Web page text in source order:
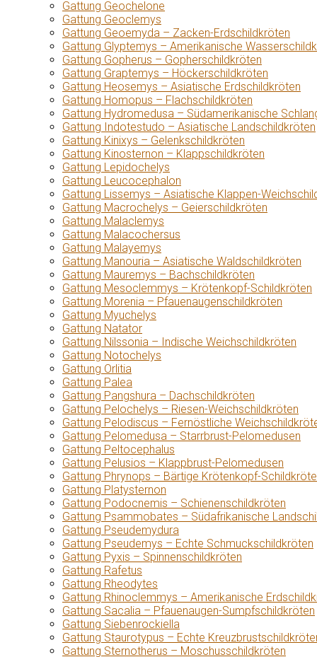
Gattung Geochelone
Gattung Geoclemys
Gattung Geoemyda – Zacken-Erdschildkröten
Gattung Glyptemys – Amerikanische
Gattung Gopherus – Gopherschildkröten
Gattung Graptemys – Höckerschildkröten
Gattung Heosemys – Asiatische Erdschildkröten
Gattung Homopus – Flachschildkröten
Gattung Hydromedusa – Südamerikanische
Gattung Indotestudo – Asiatische Landschildkröten
Gattung Kinixys – Gelenkschildkröten
Gattung Kinosternon – Klappschildkröten
Gattung Lepidochelys
Gattung Leucocephalon
Gattung Lissemys – Asiatische Klappen-
Gattung Macrochelys – Geierschildkröten
Gattung Malaclemys
Gattung Malacochersus
Gattung Malayemys
Gattung Manouria – Asiatische Waldschildkröten
Gattung Mauremys – Bachschildkröten
Gattung Mesoclemmys – Krötenkopf-Schildkröten
Gattung Morenia – Pfauenaugenschildkröten
Gattung Myuchelys
Gattung Natator
Gattung Nilssonia – Indische Weichschildkröten
Gattung Notochelys
Gattung Orlitia
Gattung Palea
Gattung Pangshura – Dachschildkröten
Gattung Pelochelys – Riesen-Weichschildkröten
Gattung Pelodiscus – Fernöstliche
Gattung Pelomedusa – Starrbrust-Pelomedusen
Gattung Peltocephalus
Gattung Pelusios – Klappbrust-Pelomedusen
Gattung Phrynops – Bärtige Krötenkopf-
Gattung Platysternon
Gattung Podocnemis – Schienenschildkröten
Gattung Psammobates – Südafrikanische
Gattung Pseudemydura
Gattung Pseudemys – Echte Schmuckschildkröten
Gattung Pyxis – Spinnenschildkröten
Gattung Rafetus
Gattung Rheodytes
Gattung Rhinoclemmys – Amerikanische
Gattung Sacalia – Pfauenaugen-Sumpfschildkröten
Gattung Siebenrockiella
Gattung Staurotypus – Echte
Gattung Sternotherus – Moschusschildkröten